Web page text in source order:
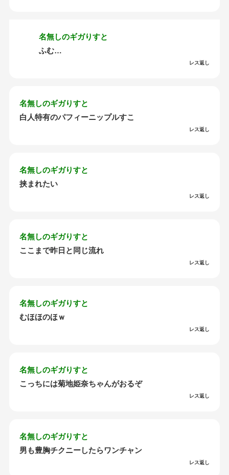
名無しのギガりすと
ふむ…
レス返し
名無しのギガりすと
白人特有のパフィーニップルすこ
レス返し
名無しのギガりすと
挟まれたい
レス返し
名無しのギガりすと
ここまで昨日と同じ流れ
レス返し
名無しのギガりすと
むほほのほｗ
レス返し
名無しのギガりすと
こっちには菊地姫奈ちゃんがおるぞ
レス返し
名無しのギガりすと
男も豊胸チクニーしたらワンチャン
レス返し